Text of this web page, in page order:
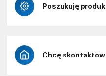
Poszukuję
Chcę